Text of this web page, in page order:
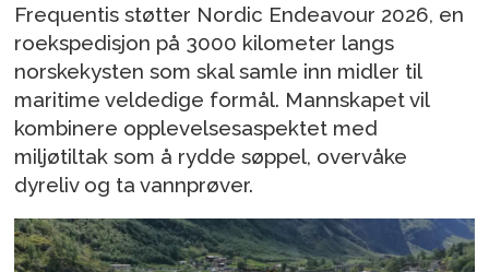
Frequentis støtter Nordic Endeavour 2026, en
roekspedisjon på 3000 kilometer langs
norskekysten som skal samle inn midler til
maritime veldedige formål. Mannskapet vil
kombinere opplevelsesaspektet med
miljøtiltak som å rydde søppel, overvåke
dyreliv og ta vannprøver.